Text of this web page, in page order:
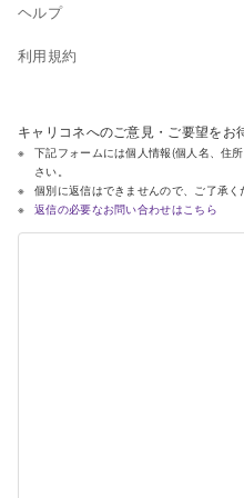
ヘルプ
利用規約
キャリコネへのご意見・ご要望をお
下記フォームには個人情報(個人名、住
さい。
個別に返信はできませんので、ご了承く
返信の必要なお問い合わせはこちら